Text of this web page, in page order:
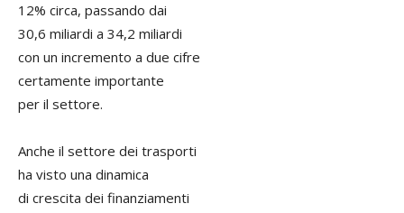
12% circa, passando dai
30,6 miliardi a 34,2 miliardi
con un incremento a due cifre
certamente importante
per il settore.
Anche il settore dei trasporti
ha visto una dinamica
di crescita dei finanziamenti